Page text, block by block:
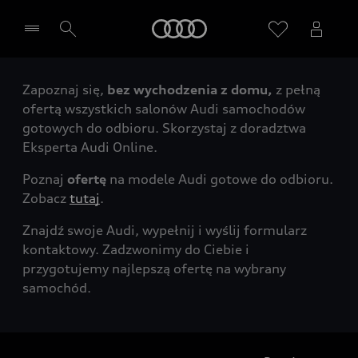
Wybierz Twojego Partnera Audi
Zapoznaj się, bez wychodzenia z domu, z pełną
ofertą wszystkich salonów Audi samochodów
gotowych do odbioru. Skorzystaj z doradztwa
Eksperta Audi Online.
Poznaj ofertę na modele Audi gotowe do odbioru.
Zobacz tutaj.
Znajdź swoje Audi, wypełnij i wyślij formularz
kontaktowy. Zadzwonimy do Ciebie i
przygotujemy najlepszą ofertę na wybrany
samochód.